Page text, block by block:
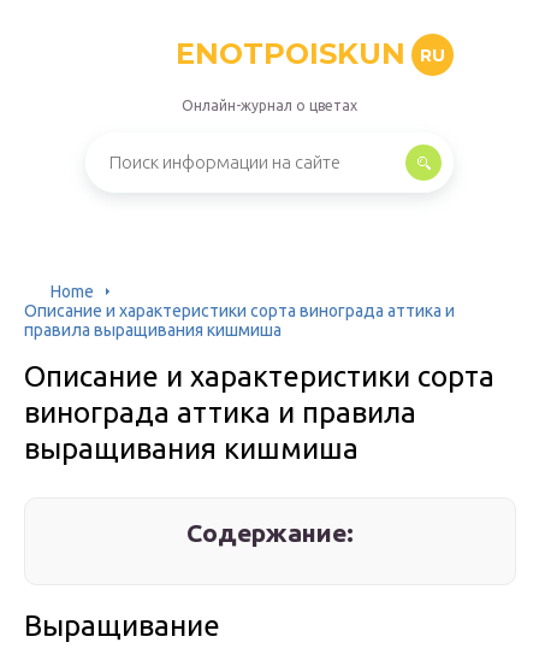
ENOTPOISKUN RU
Онлайн-журнал о цветах
Home
Описание и характеристики сорта винограда аттика и
правила выращивания кишмиша
Описание и характеристики сорта
винограда аттика и правила
выращивания кишмиша
Содержание:
Выращивание